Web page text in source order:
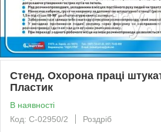
Стенд. Охорона праці
Пластик
В наявності
Код: С-02950/2
Роздріб